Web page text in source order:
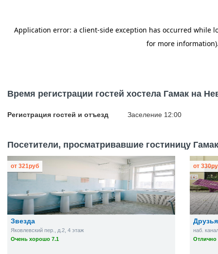
Время регистрации гостей хостела Гамак на
Регистрация гостей и отъезд Заселение 12:00
Посетители, просматривавшие гостиницу
Звезда
Яковлевский пер., д.2, 4 этаж
Очень хорошо 7.1
от 321руб
наб.
Отлично
от 330